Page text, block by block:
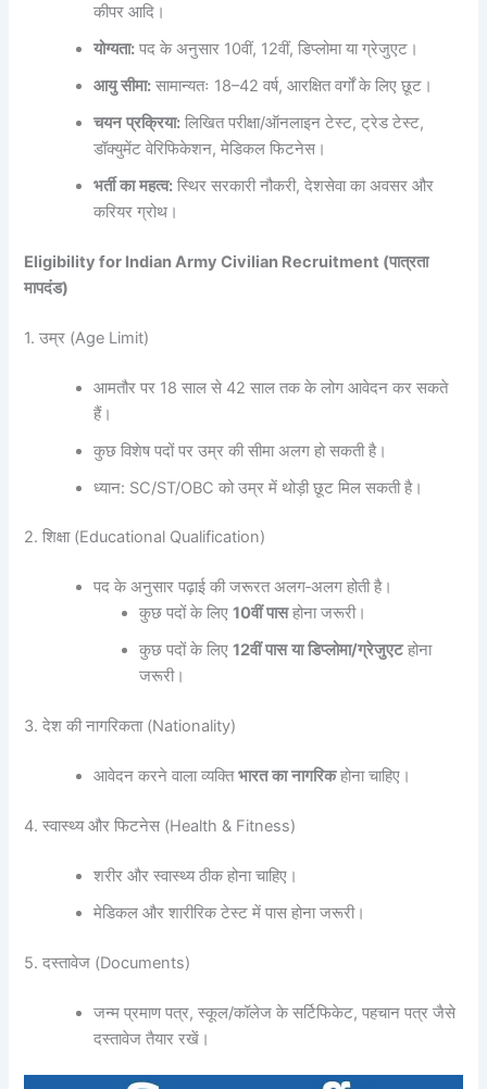
कीपर आदि।
योग्यता: पद के अनुसार 10वीं, 12वीं, डिप्लोमा या ग्रेजुएट।
आयु सीमा: सामान्यतः 18–42 वर्ष, आरक्षित वर्गों के लिए छूट।
चयन प्रक्रिया: लिखित परीक्षा/ऑनलाइन टेस्ट, ट्रेड टेस्ट,
डॉक्युमेंट वेरिफिकेशन, मेडिकल फिटनेस।
भर्ती का महत्व: स्थिर सरकारी नौकरी, देशसेवा का अवसर और
करियर ग्रोथ।
Eligibility for Indian Army Civilian Recruitment (पात्रता
मापदंड)
1. उम्र (Age Limit)
आमतौर पर 18 साल से 42 साल तक के लोग आवेदन कर सकते
हैं।
कुछ विशेष पदों पर उम्र की सीमा अलग हो सकती है।
ध्यान: SC/ST/OBC को उम्र में थोड़ी छूट मिल सकती है।
2. शिक्षा (Educational Qualification)
पद के अनुसार पढ़ाई की जरूरत अलग‑अलग होती है।
कुछ पदों के लिए10वीं पासहोना जरूरी।
कुछ पदों के लिए12वीं पास या डिप्लोमा/ग्रेजुएटहोना
जरूरी।
3. देश की नागरिकता (Nationality)
आवेदन करने वाला व्यक्तिभारत का नागरिकहोना चाहिए।
4. स्वास्थ्य और फिटनेस (Health & Fitness)
शरीर और स्वास्थ्य ठीक होना चाहिए।
मेडिकल और शारीरिक टेस्ट में पास होना जरूरी।
5. दस्तावेज (Documents)
जन्म प्रमाण पत्र, स्कूल/कॉलेज के सर्टिफिकेट, पहचान पत्र जैसे
दस्तावेज तैयार रखें।